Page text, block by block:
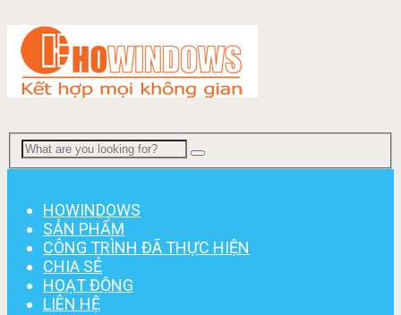
HOWINDOWS
SẢN PHẨM
CÔNG TRÌNH ĐÃ THỰC HIỆN
CHIA SẺ
HOẠT ĐỘNG
LIÊN HỆ